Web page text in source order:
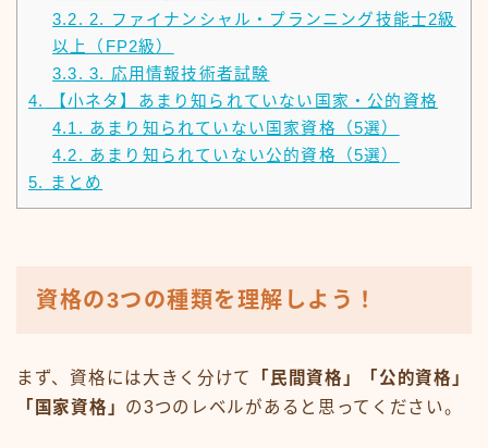
3.2. 2. ファイナンシャル・プランニング技能士2級
以上（FP2級）
3.3. 3. 応用情報技術者試験
4.
【小ネタ】あまり知られていない国家・公的資格
4.1. あまり知られていない国家資格（5選）
4.2. あまり知られていない公的資格（5選）
5.
まとめ
資格の3つの種類を理解しよう！
まず、資格には大きく分けて
「民間資格」「公的資格」
「国家資格」 の3つのレベルがあると思ってください。